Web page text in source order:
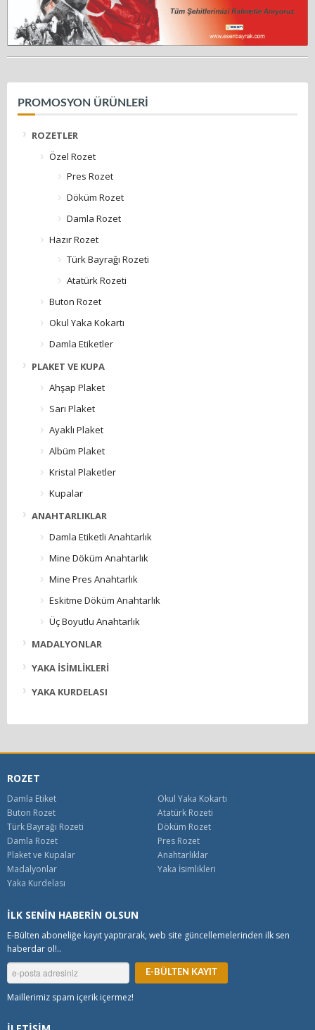
PROMOSYON ÜRÜNLERİ
ROZETLER
Özel Rozet
Pres Rozet
Döküm Rozet
Damla Rozet
Hazır Rozet
Türk Bayrağı Rozeti
Atatürk Rozeti
Buton Rozet
Okul Yaka Kokartı
Damla Etiketler
PLAKET VE KUPA
Ahşap Plaket
Sarı Plaket
Ayaklı Plaket
Albüm Plaket
Kristal Plaketler
Kupalar
ANAHTARLIKLAR
Damla Etiketli Anahtarlık
Mine Döküm Anahtarlık
Mine Pres Anahtarlık
Eskitme Döküm Anahtarlık
Üç Boyutlu Anahtarlık
MADALYONLAR
YAKA İSİMLİKLERİ
YAKA KURDELASI
ROZET
Damla Etiket
Okul Yaka Kokartı
Buton Rozet
Atatürk Rozeti
Türk Bayrağı Rozeti
Döküm Rozet
Damla Rozet
Pres Rozet
Plaket ve Kupalar
Anahtarlıklar
Madalyonlar
Yaka İsimlikleri
Yaka Kurdelası
İLK SENİN HABERİN OLSUN
E-Bülten aboneliğe kayıt yaptırarak, web site güncellemelerinden ilk sen
haberdar ol!..
Maillerimiz spam içerik içermez!